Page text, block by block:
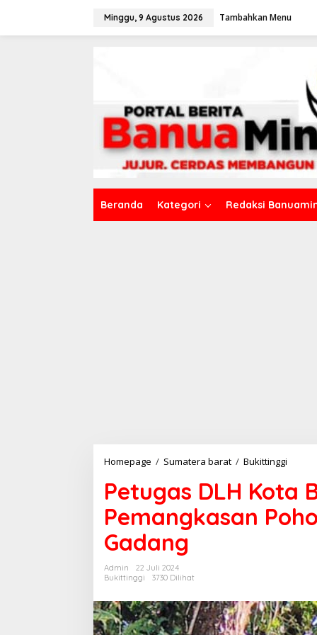
Minggu, 9 Agustus 2026 Tambahkan Menu
Beranda Kategori Redaksi
Homepage / Sumatera barat / Bukittinggi
t
u
g
a
o
t
a
Petugas DLH Kota
Pemangkasan
Gadang
Admin
22 Juli 2024
Bukittinggi
3730 Dilihat